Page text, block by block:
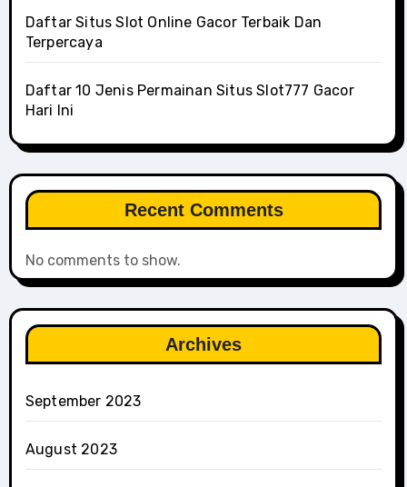
Daftar Situs Slot Online Gacor Terbaik Dan
Terpercaya
Daftar 10 Jenis Permainan Situs Slot777 Gacor
Hari Ini
Recent Comments
No comments to show.
Archives
September 2023
August 2023